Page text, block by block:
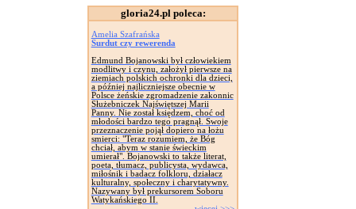
gloria24.pl poleca:
Amelia Szafrańska
Surdut czy rewerenda
Edmund Bojanowski był człowiekiem
modlitwy i czynu, założył pierwsze na
ziemiach polskich ochronki dla dzieci,
a później najliczniejsze obecnie w
Polsce żeńskie zgromadzenie zakonnic
Służebniczek Najświętszej Marii
Panny. Nie został księdzem, choć od
młodości bardzo tego pragnął. Swoje
przeznaczenie pojął dopiero na łożu
smierci: "Teraz rozumiem, że Bóg
chciał, abym w stanie świeckim
umierał". Bojanowski to także literat,
poeta, tłumacz, publicysta, wydawca,
miłośnik i badacz folkloru, działacz
kulturalny, społeczny i charytatywny.
Nazywany był prekursorem Soboru
Watykańskiego II.